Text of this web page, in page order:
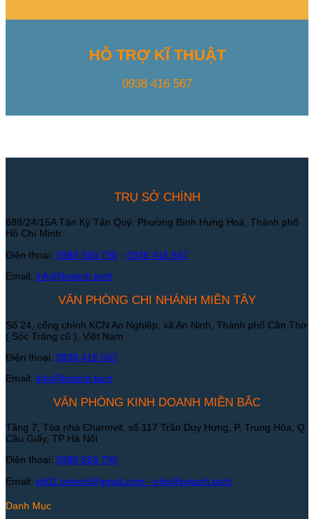
HỖ TRỢ KĨ THUẬT
0938 416 567
TRỤ SỞ CHÍNH
688/24/15A Tân Kỳ Tân Quý, Phường Bình Hưng Hoà, Thành phố
Hồ Chí Minh
Điện thoại: 0988 568 790 - 0938 416 567
Email: info@bvtech.tech
VĂN PHÒNG CHI NHÁNH MIỀN TÂY
Số 24, cổng chính KCN An Nghiệp, xã An Ninh, Thành phố Cần Thơ
( Sóc Trăng cũ ), Việt Nam
Điện thoại: 0938 416 567
Email: info@bvtech.tech
VĂN PHÒNG KINH DOANH MIỀN BẮC
Tầng 7, Tòa nhà Charmvit, số 117 Trần Duy Hưng, P. Trung Hòa, Q.
Cầu Giấy, TP Hà Nội
Điện thoại: 0988 568 790
Email: kd01.bvtech@gmail.com - info@bvtech.tech
Danh Mục